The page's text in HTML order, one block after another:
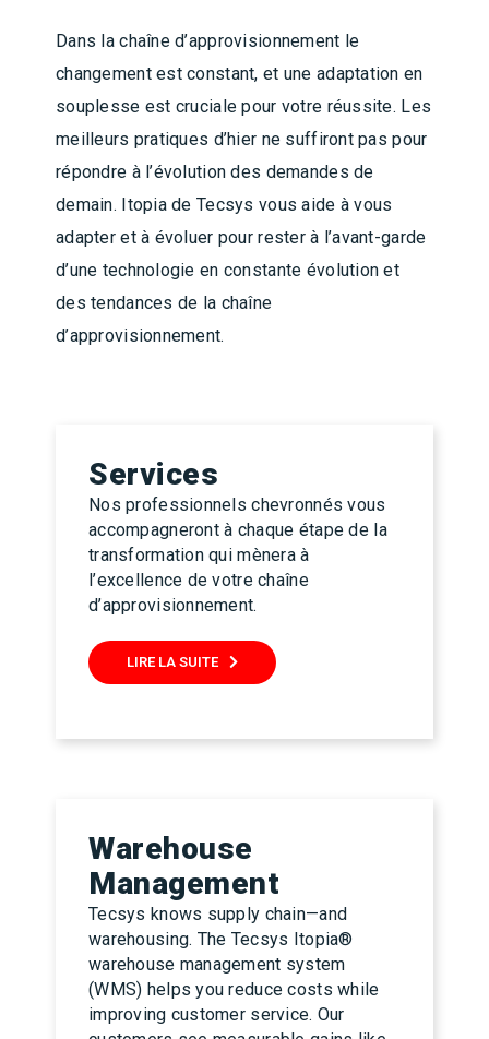
Dans la chaîne d’approvisionnement le
changement est constant, et une adaptation en
souplesse est cruciale pour votre réussite. Les
meilleurs pratiques d’hier ne suffiront pas pour
répondre à l’évolution des demandes de
demain. Itopia de Tecsys vous aide à vous
adapter et à évoluer pour rester à l’avant-garde
d’une technologie en constante évolution et
des tendances de la chaîne
d’approvisionnement.
Services
Nos professionnels chevronnés vous
accompagneront à chaque étape de la
transformation qui mènera à
l’excellence de votre chaîne
d’approvisionnement.
LIRE LA SUITE
Warehouse
Management
Tecsys knows supply chain—and
warehousing. The Tecsys Itopia®
warehouse management system
(WMS) helps you reduce costs while
improving customer service. Our